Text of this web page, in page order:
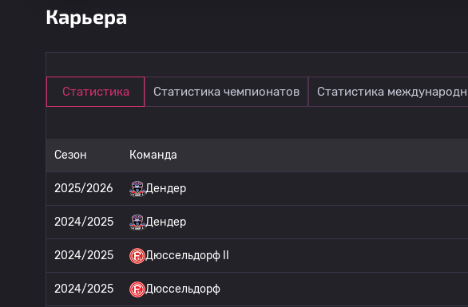
Карьера
Статистика Статистика чемпионатов Статистика
Сезон Команда
2025/2026 Дендер
2024/2025 Дендер
2024/2025 Дюссельдорф II
2024/2025 Дюссельдорф